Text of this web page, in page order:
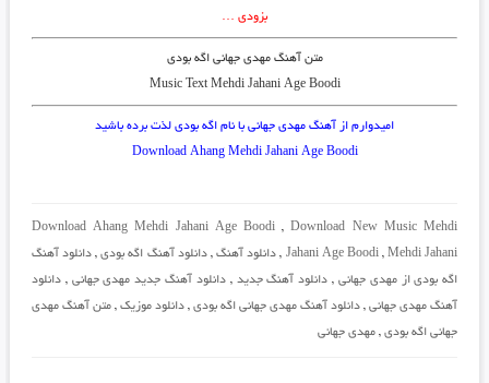
بزودی …
متن آهنگ مهدی جهانی اگه بودی
Music Text Mehdi Jahani Age Boodi
امیدوارم از آهنگ مهدی جهانی با نام اگه بودی لذت برده باشید
Download Ahang Mehdi Jahani Age Boodi
Download Ahang Mehdi Jahani Age Boodi ,Download New Music Mehdi
Jahani Age Boodi,Mehdi Jahani
, دانلود آهنگ,دانلود آهنگ اگه بودی, دانلود آهنگ
اگه بودی از مهدی جهانی , دانلود آهنگ جدید ,دانلود آهنگ جدید مهدی جهانی ,دانلود
آهنگ مهدی جهانی, دانلود آهنگ مهدی جهانی اگه بودی, دانلود موزیک ,متن آهنگ مهدی
جهانی اگه بودی, مهدی جهانی